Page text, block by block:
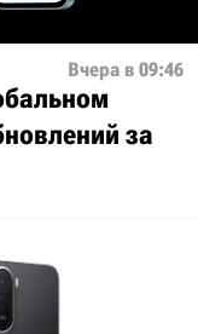
Вчера в 09:46
за